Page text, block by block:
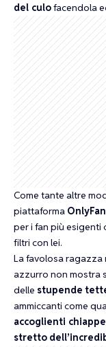
del culofacendola
Come tante altre
piattaforma
per i fan più
filtri con lei.
La favolosa ragazza
azzurro non mostra
delle stupende
ammiccanti come
accoglienti chiappe
stretto